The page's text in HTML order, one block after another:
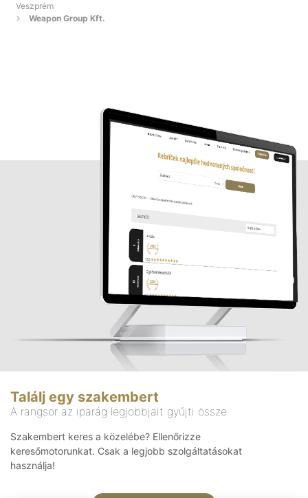
Veszprém
Weapon Group Kft.
Találj egy szakembert
A rangsor az iparág legjobbjait gyűjti össze
Szakembert keres a közelébe? Ellenőrizze
keresőmotorunkat. Csak a legjobb szolgáltatásokat
használja!